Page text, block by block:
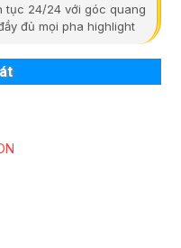
tục 24/24 với góc quang
đủ mọi pha highlight